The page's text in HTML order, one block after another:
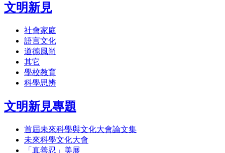
文明新見
社會家庭
語言文化
道德風尚
其它
學校教育
科學思辨
文明新見專題
首屆未來科學與文化大會論文集
未來科學文化大會
「真善忍」美展